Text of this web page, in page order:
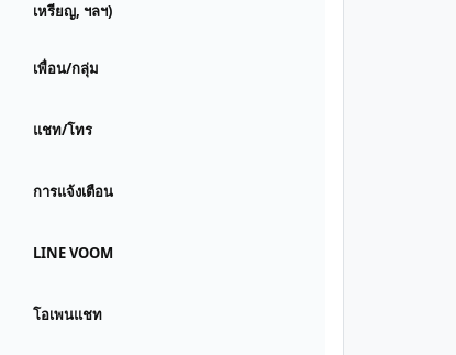
เหรียญ, ฯลฯ)
เพื่อน/กลุ่ม
แชท/โทร
การแจ้งเตือน
LINE VOOM
โอเพนแชท